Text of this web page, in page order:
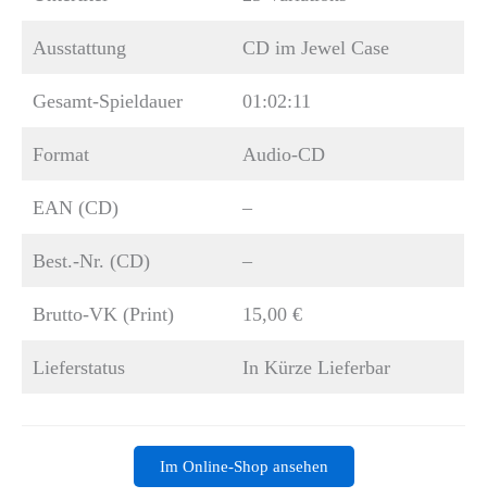
Ausstattung CD im Jewel Case
Gesamt-Spieldauer 01:02:11
Format Audio-CD
EAN (CD) –
Best.-Nr. (CD) –
Brutto-VK (Print) 15,00 €
Lieferstatus In Kürze Lieferbar
Im Online-Shop ansehen